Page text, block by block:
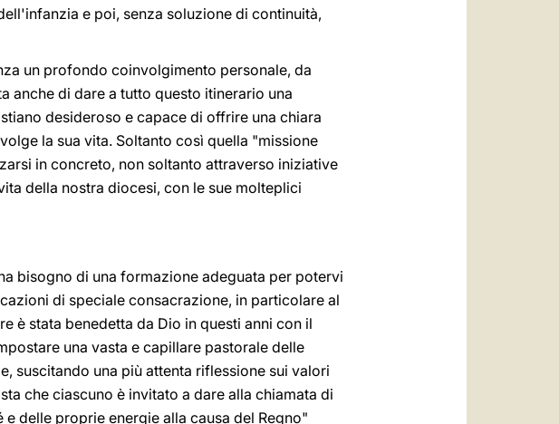
e poi, senza soluzione di continuità,
un profondo coinvolgimento personale, da
anche di dare a tutto questo itinerario una
desideroso e capace di offrire una chiara
la sua vita. Soltanto così quella "missione
in concreto, non soltanto attraverso iniziative
della nostra diocesi, con le sue molteplici
bisogno di una formazione adeguata per potervi
di speciale consacrazione, in particolare al
è stata benedetta da Dio in questi anni con il
una vasta e capillare pastorale delle
suscitando una più attenta riflessione sui valori
che ciascuno è invitato a dare alla chiamata di
delle proprie energie alla causa del Regno"